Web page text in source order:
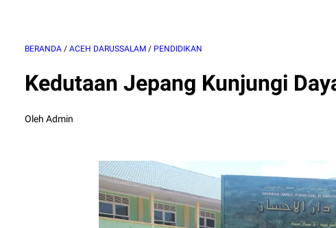
BERANDA / ACEH DARUSSALAM / PENDIDIKAN
Kedutaan Jepang Kunjungi
Oleh Admin